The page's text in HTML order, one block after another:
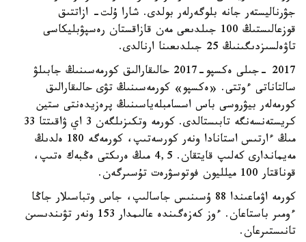
جۋرناليستەر جانە بلوگەرلەر بولدى. شارا ۇلت- ازاتتىق
قوزعالىستىڭ 100 جىلدىعى مەن قازاقستان رەسپۋبليكاسى
تاۋەلسىزدىگىنىڭ 25 جىلدىعىنا ارنالدى.
2017 -جىلى ەكسپو-2017 حالىقارالىق كورمەسىنىڭ جابىلۋ
سالتاناتى ءوتتى. «ەكسپو» كورمەسىنىڭ تۋى حالىقارالىق
كورمەلەر بيۋروسى باس اسسامبلەياسىنىڭ پرەزيدەنتى ستين
كريستەنسەنگە تابىستالدى. كورمە وتكىزىلگەن 3 اي ۋاقىتتا 33
مىڭ ءارتىس استانادا ونەر كورسەتىپ، كورمەگە 180 ەلدىڭ
مەيماندارى كەلىپ قايتقان. 4,5 مىڭ ەرىكتى ەڭبەك ەتىپ،
قوناقتار 100 ميلليون فوتوسۋرەت تۇسىرگەن.
كورمە اۋماعىندا 88 ۇسىنىس جاسالىپ، جاس وتباسىلار جاڭا
ءومىر باستاعان. ءوز كەزەگىندە عالىمدار 153 ونەر تۋىندىسىن
تانىستىرعان.